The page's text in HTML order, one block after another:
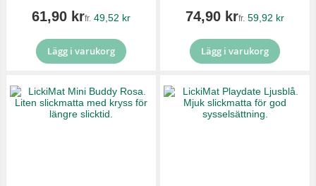
61,90 krfr. 49,52 kr
Lägg i varukorg
74,90 krfr. 59,92 kr
Lägg i varukorg